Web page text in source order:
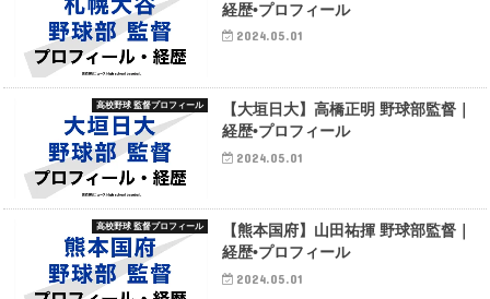
経歴•プロフィール
2024.05.01
高校野球 監督プロフィール
【大垣日大】高橋正明 野球部監督｜
経歴•プロフィール
2024.05.01
高校野球 監督プロフィール
【熊本国府】山田祐揮 野球部監督｜
経歴•プロフィール
2024.05.01